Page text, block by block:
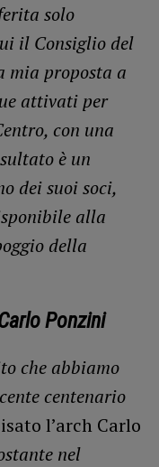
solo
il Consiglio del
mia proposta a
attivati per
con una
è un
dei suoi soci,
alla
della
Ponzini
che abbiamo
centenario
l’arch Carlo
nel